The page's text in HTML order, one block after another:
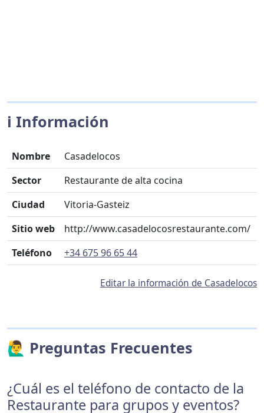
ℹ️ Información
Nombre
Casadelocos
Sector
Restaurante de alta cocina
Ciudad
Vitoria-Gasteiz
Sitio web
http://www.casadelocosrestaurante.com/
Teléfono
+34 675 96 65 44
Editar la información de Casadelocos
🙋‍♂️ Preguntas Frecuentes
¿Cuál es el teléfono de contacto de la
Restaurante para grupos y eventos?